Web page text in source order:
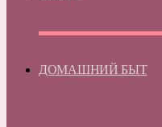
ДОМАШНИЙ БЫТ